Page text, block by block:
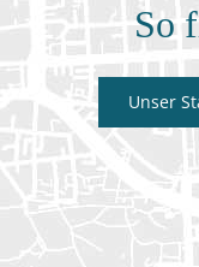
So
Unser